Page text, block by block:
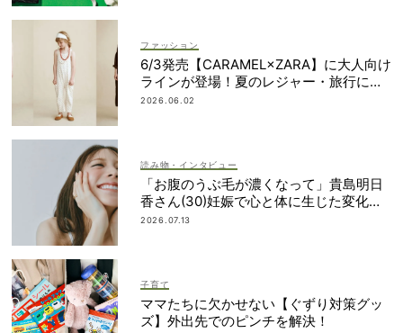
ファッション
6/3発売【CARAMEL×ZARA】に大人向け
ラインが登場！夏のレジャー・旅行にも
おすすめ
2026.06.02
読み物・インタビュー
「お腹のうぶ毛が濃くなって」貴島明日
香さん(30)妊娠で心と体に生じた変化も
「愛しいです」
2026.07.13
子育て
ママたちに欠かせない【ぐずり対策グッ
ズ】外出先でのピンチを解決！